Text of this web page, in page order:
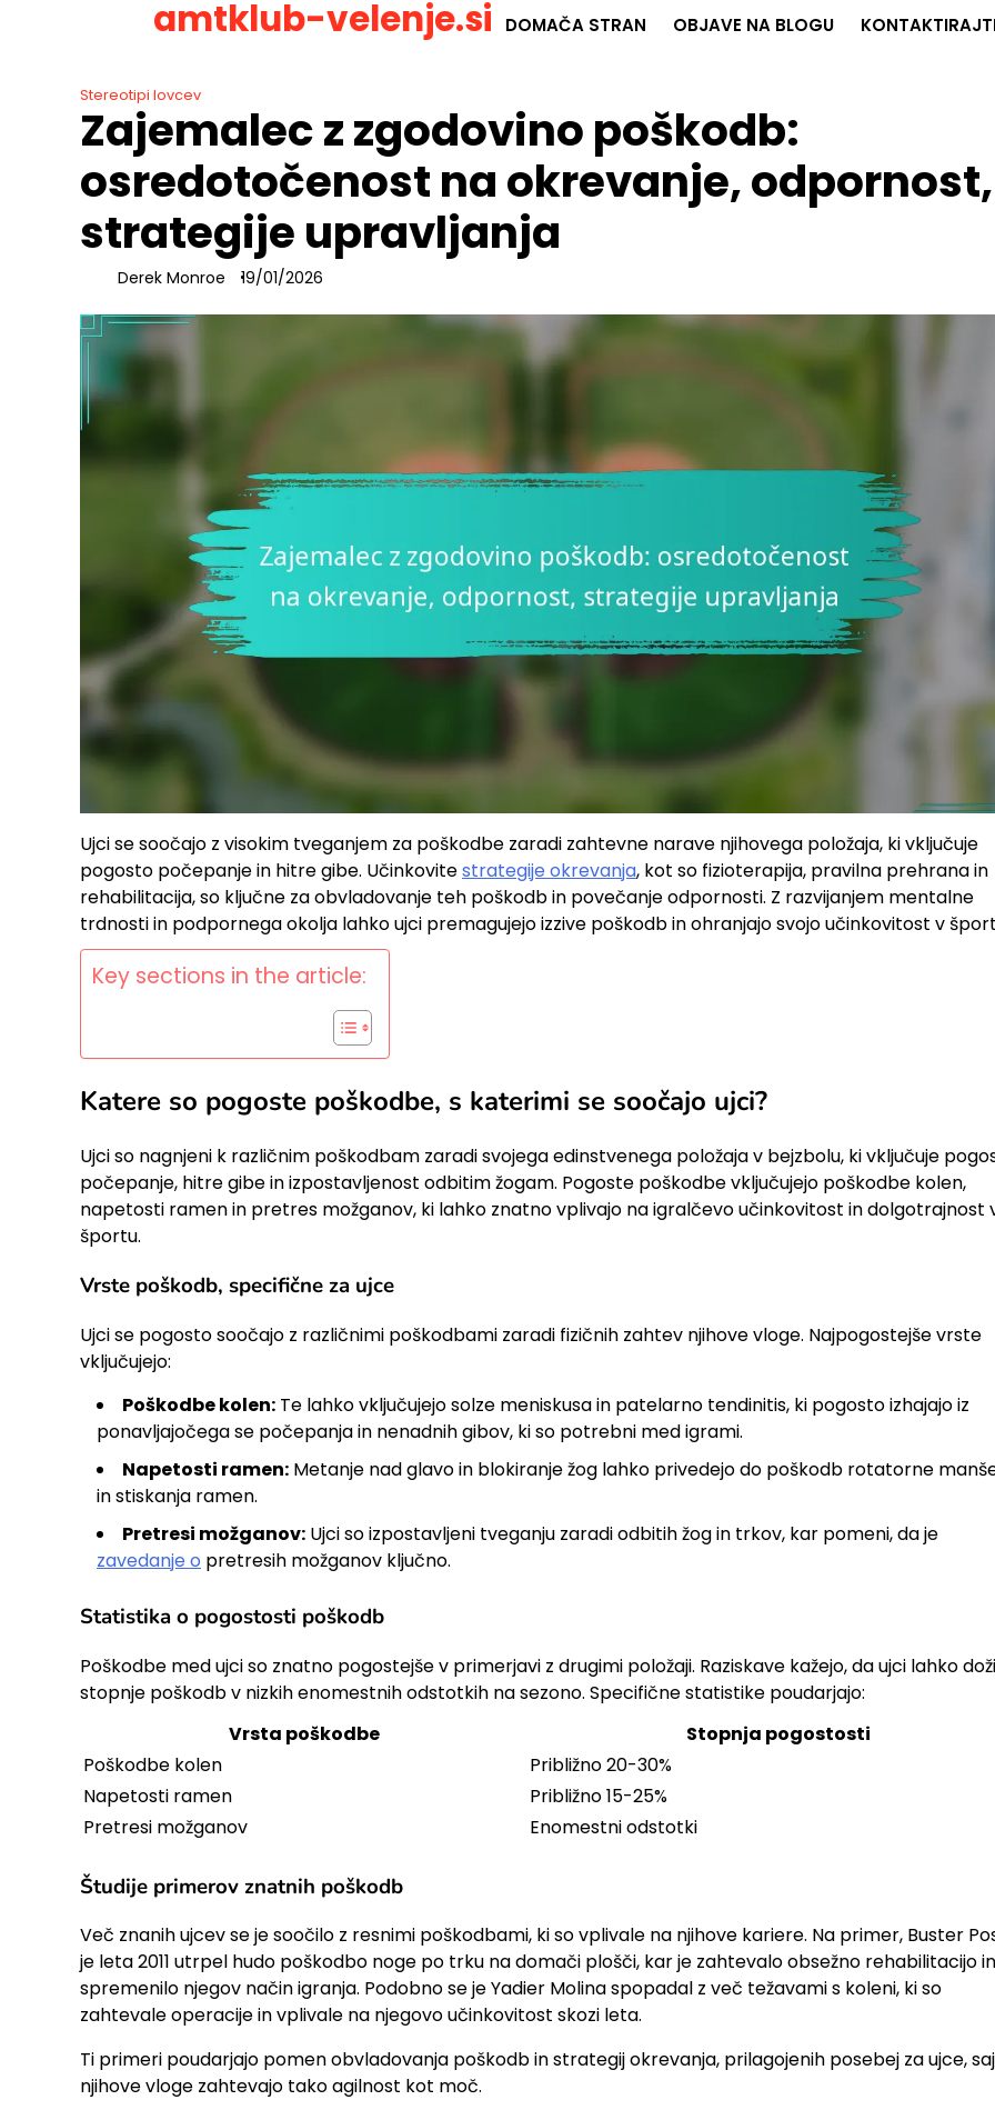
amtklub-velenje.si DOMAČA STRAN OBJAVE NA BLOGU
Stereotipi lovcev
Zajemalec z zgodovino poškodb:
osredotočenost na okrevanje, odpornost,
strategije upravljanja
Derek Monroe 19/01/2026
Ujci se soočajo z visokim tveganjem za poškodbe zaradi zahtevne narave njihovega položaja, ki vključuje
pogosto počepanje in hitre gibe. Učinkovitestrategije okrevanja, kot so fizioterapija, pravilna prehrana in
rehabilitacija, so ključne za obvladovanje teh poškodb in povečanje odpornosti. Z razvijanjem mentalne
trdnosti in podpornega okolja lahko ujci premagujejo izzive poškodb in ohranjajo svojo učinkovitost v
Key sections in the article:
Katere so pogoste poškodbe, s katerimi se soočajo ujci?
Ujci so nagnjeni k različnim poškodbam zaradi svojega edinstvenega položaja v bejzbolu, ki vključuje
počepanje, hitre gibe in izpostavljenost odbitim žogam. Pogoste poškodbe vključujejo poškodbe kolen,
napetosti ramen in pretres možganov, ki lahko znatno vplivajo na igralčevo učinkovitost in dolgotrajnost
športu.
Vrste poškodb, specifične za ujce
Ujci se pogosto soočajo z različnimi poškodbami zaradi fizičnih zahtev njihove vloge. Najpogostejše vrste
vključujejo:
Poškodbe kolen: Te lahko vključujejo solze meniskusa in patelarno tendinitis, ki pogosto izhajajo iz
ponavljajočega se počepanja in nenadnih gibov, ki so potrebni med igrami.
Napetosti ramen: Metanje nad glavo in blokiranje žog lahko privedejo do poškodb rotatorne
in stiskanja ramen.
Pretresi možganov: Ujci so izpostavljeni tveganju zaradi odbitih žog in trkov, kar pomeni, da je
zavedanje o pretresih možganov ključno.
Statistika o pogostosti poškodb
Poškodbe med ujci so znatno pogostejše v primerjavi z drugimi položaji. Raziskave kažejo, da ujci lahko
stopnje poškodb v nizkih enomestnih odstotkih na sezono. Specifične statistike poudarjajo:
Vrsta poškodbe
Stopnja pogostosti
Poškodbe kolen
Približno 20-30%
Napetosti ramen
Približno 15-25%
Pretresi možganov
Enomestni odstotki
Študije primerov znatnih poškodb
Več znanih ujcev se je soočilo z resnimi poškodbami, ki so vplivale na njihove kariere. Na primer, Buster
je leta 2011 utrpel hudo poškodbo noge po trku na domači plošči, kar je zahtevalo obsežno rehabilitacijo in
spremenilo njegov način igranja. Podobno se je Yadier Molina spopadal z več težavami s koleni, ki so
zahtevale operacije in vplivale na njegovo učinkovitost skozi leta.
Ti primeri poudarjajo pomen obvladovanja poškodb in strategij okrevanja, prilagojenih posebej za ujce, saj
njihove vloge zahtevajo tako agilnost kot moč.